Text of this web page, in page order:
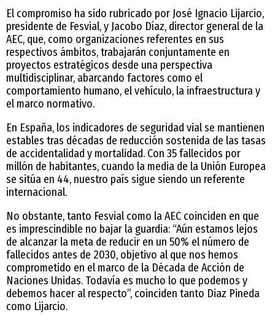
El compromiso ha sido rubricado por José Ignacio Lijarcio,
presidente de Fesvial, y Jacobo Díaz, director general de la
AEC, que, como organizaciones referentes en sus
respectivos ámbitos, trabajarán conjuntamente en
proyectos estratégicos desde una perspectiva
multidisciplinar, abarcando factores como el
comportamiento humano, el vehículo, la infraestructura y
el marco normativo.
En España, los indicadores de seguridad vial se mantienen
estables tras décadas de reducción sostenida de las tasas
de accidentalidad y mortalidad. Con 35 fallecidos por
millón de habitantes, cuando la media de la Unión Europea
se sitúa en 44, nuestro país sigue siendo un referente
internacional.
No obstante, tanto Fesvial como la AEC coinciden en que
es imprescindible no bajar la guardia: “Aún estamos lejos
de alcanzar la meta de reducir en un 50% el número de
fallecidos antes de 2030, objetivo al que nos hemos
comprometido en el marco de la Década de Acción de
Naciones Unidas. Todavía es mucho lo que podemos y
debemos hacer al respecto”, coinciden tanto Diaz Pineda
como Lijarcio.